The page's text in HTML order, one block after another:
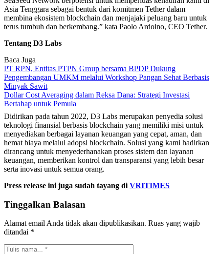
Asia Tenggara sebagai bentuk dari komitmen Tether dalam
membina ekosistem blockchain dan menjajaki peluang baru untuk
terus tumbuh dan berkembang.” kata Paolo Ardoino, CEO Tether.
Tentang D3 Labs
Baca Juga
PT RPN, Entitas PTPN Group bersama BPDP Dukung
Pengembangan UMKM melalui Workshop Pangan Sehat Berbasis
Minyak Sawit
Dollar Cost Averaging dalam Reksa Dana: Strategi Investasi
Bertahap untuk Pemula
Didirikan pada tahun 2022, D3 Labs merupakan penyedia solusi
teknologi finansial berbasis blockchain yang memiliki misi untuk
menyediakan berbagai layanan keuangan yang cepat, aman, dan
hemat biaya melalui adopsi blockchain. Solusi yang kami hadirkan
dirancang untuk menyederhanakan proses sistem dan layanan
keuangan, memberikan kontrol dan transparansi yang lebih besar
serta inovasi untuk semua orang.
Press release ini juga sudah tayang di VRITIMES
Tinggalkan Balasan
Alamat email Anda tidak akan dipublikasikan. Ruas yang wajib
ditandai *